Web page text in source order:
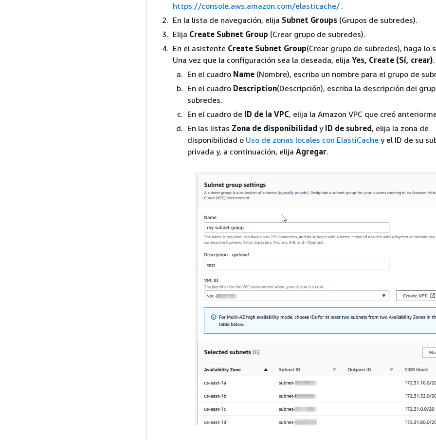
https://console.aws.amazon.com/elasticache/.
En la lista de navegación, elija Subnet Groups (Grupos de subredes).
Elija Create Subnet Group (Crear grupo de subredes).
En el asistente Create Subnet Group(Crear grupo de subredes), haga lo
Una vez que la configuración sea la deseada, elija Yes, Create (Sí, crear).
En el cuadro Name (Nombre), escriba un nombre para el grupo de
En el cuadro Description(Descripción), escriba la descripción del
subredes.
En el cuadro de ID de la VPC, elija la Amazon VPC que creó
En las listas Zona de disponibilidad y ID de subred, elija la zona de
disponibilidad o Uso de zonas locales con ElastiCache y el ID de su
privada y, a continuación, elija Agregar.